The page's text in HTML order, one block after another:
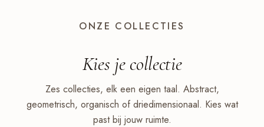
ONZE COLLECTIES
Kies je collectie
Zes collecties, elk een eigen taal. Abstract,
geometrisch, organisch of driedimensionaal. Kies wat
past bij jouw ruimte.